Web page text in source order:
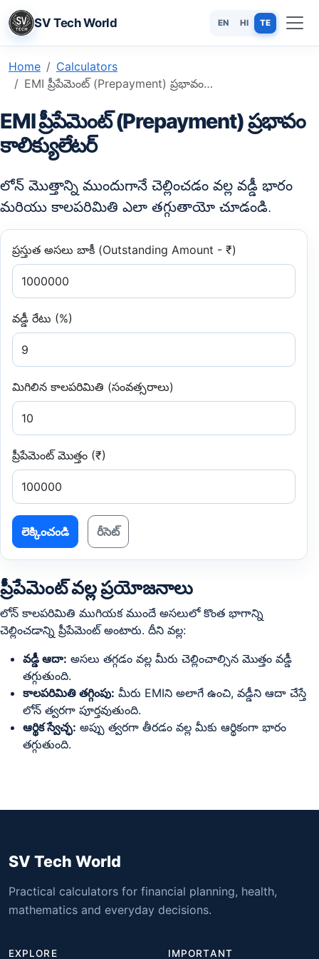
SV Tech World EN HI TE
Home
Calculators
EMI ప్రీపేమెంట్ (Prepayment) ప్రభావం కాలిక్యులేటర్ - వడ్డీని ఆదా చేయండి
EMI ప్రీపేమెంట్ (Prepayment) ప్రభావం
కాలిక్యులేటర్
లోన్ మొత్తాన్ని ముందుగానే చెల్లించడం వల్ల వడ్డీ భారం
మరియు కాలపరిమితి ఎలా తగ్గుతాయో చూడండి.
ప్రస్తుత అసలు బాకీ (Outstanding Amount - ₹)
వడ్డీ రేటు (%)
మిగిలిన కాలపరిమితి (సంవత్సరాలు)
ప్రీపేమెంట్ మొత్తం (₹)
లెక్కించండి రీసెట్
ప్రీపేమెంట్ వల్ల ప్రయోజనాలు
లోన్ కాలపరిమితి ముగియక ముందే అసలులో కొంత భాగాన్ని
చెల్లించడాన్ని ప్రీపేమెంట్ అంటారు. దీని వల్ల:
వడ్డీ ఆదా: అసలు తగ్గడం వల్ల మీరు చెల్లించాల్సిన మొత్తం వడ్డీ
తగ్గుతుంది.
కాలపరిమితి తగ్గింపు: మీరు EMIని అలాగే ఉంచి, వడ్డీని ఆదా చేస్తే
లోన్ త్వరగా పూర్తవుతుంది.
ఆర్థిక స్వేచ్ఛ: అప్పు త్వరగా తీరడం వల్ల మీకు ఆర్థికంగా భారం
తగ్గుతుంది.
SV Tech World
Practical calculators for financial planning, health,
mathematics and everyday decisions.
EXPLORE IMPORTANT